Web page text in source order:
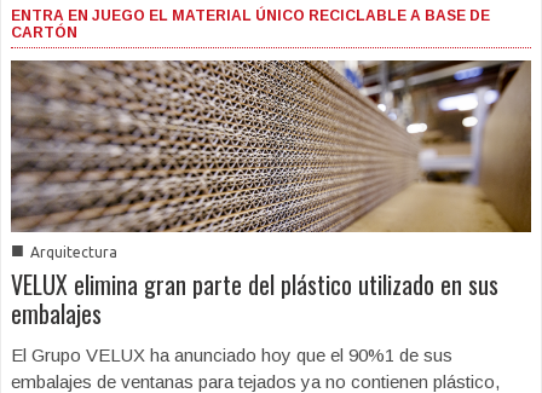
ENTRA EN JUEGO EL MATERIAL ÚNICO RECICLABLE A BASE DE
CARTÓN
■ Arquitectura
VELUX elimina gran parte del plástico utilizado en sus
embalajes
El Grupo VELUX ha anunciado hoy que el 90%1 de sus
embalajes de ventanas para tejados ya no contienen plástico,